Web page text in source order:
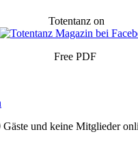
Totentanz on
Free PDF
und keine Mitglieder